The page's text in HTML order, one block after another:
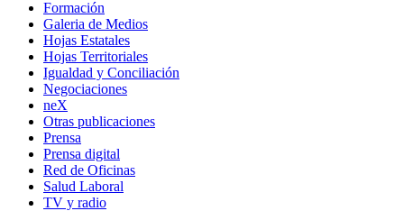
Formación
Galeria de Medios
Hojas Estatales
Hojas Territoriales
Igualdad y Conciliación
Negociaciones
neX
Otras publicaciones
Prensa
Prensa digital
Red de Oficinas
Salud Laboral
TV y radio